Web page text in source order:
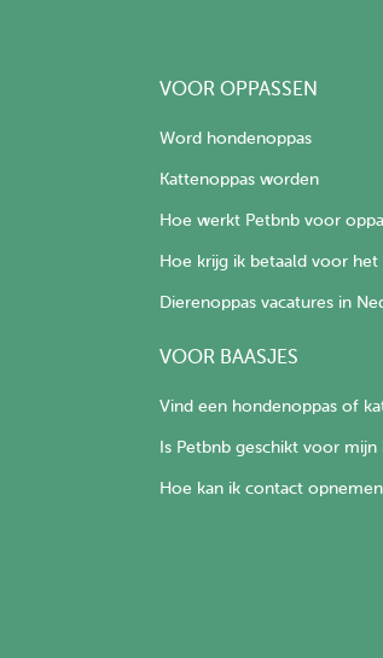
VOOR OPPASSEN
Word hondenoppas
Kattenoppas worden
Hoe werkt Petbnb voor
Hoe krijg ik betaald voor het
Dierenoppas vacatures in
VOOR BAASJES
Vind een hondenoppas of
Is Petbnb geschikt voor
Hoe kan ik contact